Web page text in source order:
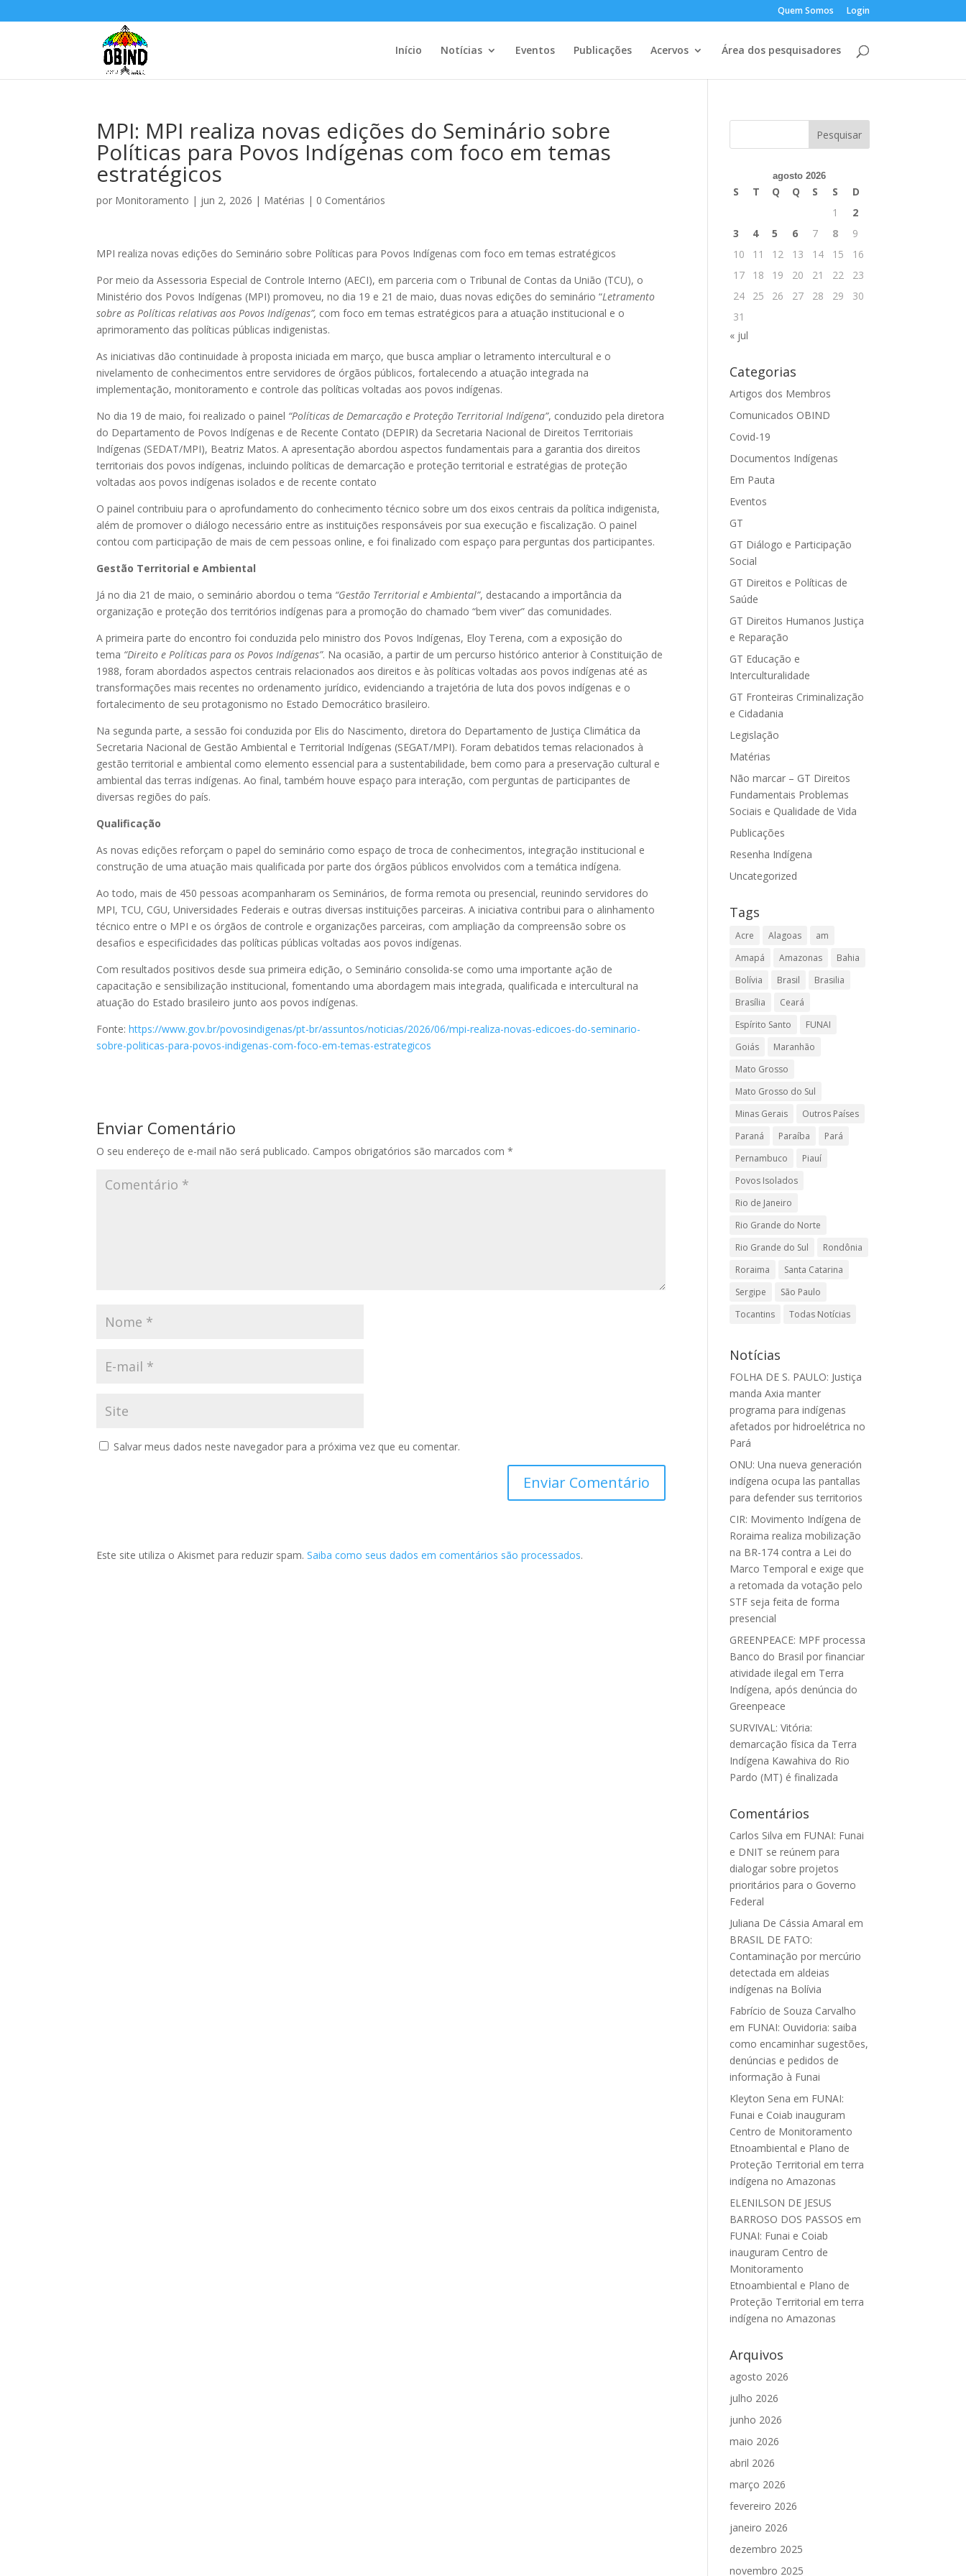
Quem Somos Login
Início Notícias Eventos Publicações Acervos Área dos pesquisadores
MPI: MPI realiza novas edições do Seminário sobre
Políticas para Povos Indígenas com foco em temas
estratégicos
por Monitoramento | jun 2, 2026 | Matérias | 0 Comentários
MPI realiza novas edições do Seminário sobre Políticas para Povos Indígenas com foco em temas estratégicos
Por meio da Assessoria Especial de Controle Interno (AECI), em parceria com o Tribunal de Contas da União (TCU), o
Ministério dos Povos Indígenas (MPI) promoveu, no dia 19 e 21 de maio, duas novas edições do seminário “Letramento
sobre as Políticas relativas aos Povos Indígenas”, com foco em temas estratégicos para a atuação institucional e o
aprimoramento das políticas públicas indigenistas.
As iniciativas dão continuidade à proposta iniciada em março, que busca ampliar o letramento intercultural e o
nivelamento de conhecimentos entre servidores de órgãos públicos, fortalecendo a atuação integrada na
implementação, monitoramento e controle das políticas voltadas aos povos indígenas.
No dia 19 de maio, foi realizado o painel “Políticas de Demarcação e Proteção Territorial Indígena”, conduzido pela diretora
do Departamento de Povos Indígenas e de Recente Contato (DEPIR) da Secretaria Nacional de Direitos Territoriais
Indígenas (SEDAT/MPI), Beatriz Matos. A apresentação abordou aspectos fundamentais para a garantia dos direitos
territoriais dos povos indígenas, incluindo políticas de demarcação e proteção territorial e estratégias de proteção
voltadas aos povos indígenas isolados e de recente contato
O painel contribuiu para o aprofundamento do conhecimento técnico sobre um dos eixos centrais da política indigenista,
além de promover o diálogo necessário entre as instituições responsáveis por sua execução e fiscalização. O painel
contou com participação de mais de cem pessoas online, e foi finalizado com espaço para perguntas dos participantes.
Gestão Territorial e Ambiental
Já no dia 21 de maio, o seminário abordou o tema “Gestão Territorial e Ambiental”, destacando a importância da
organização e proteção dos territórios indígenas para a promoção do chamado “bem viver” das comunidades.
A primeira parte do encontro foi conduzida pelo ministro dos Povos Indígenas, Eloy Terena, com a exposição do
tema “Direito e Políticas para os Povos Indígenas”. Na ocasião, a partir de um percurso histórico anterior à Constituição de
1988, foram abordados aspectos centrais relacionados aos direitos e às políticas voltadas aos povos indígenas até as
transformações mais recentes no ordenamento jurídico, evidenciando a trajetória de luta dos povos indígenas e o
fortalecimento de seu protagonismo no Estado Democrático brasileiro.
Na segunda parte, a sessão foi conduzida por Elis do Nascimento, diretora do Departamento de Justiça Climática da
Secretaria Nacional de Gestão Ambiental e Territorial Indígenas (SEGAT/MPI). Foram debatidos temas relacionados à
gestão territorial e ambiental como elemento essencial para a sustentabilidade, bem como para a preservação cultural e
ambiental das terras indígenas. Ao final, também houve espaço para interação, com perguntas de participantes de
diversas regiões do país.
Qualificação
As novas edições reforçam o papel do seminário como espaço de troca de conhecimentos, integração institucional e
construção de uma atuação mais qualificada por parte dos órgãos públicos envolvidos com a temática indígena.
Ao todo, mais de 450 pessoas acompanharam os Seminários, de forma remota ou presencial, reunindo servidores do
MPI, TCU, CGU, Universidades Federais e outras diversas instituições parceiras. A iniciativa contribui para o alinhamento
técnico entre o MPI e os órgãos de controle e organizações parceiras, com ampliação da compreensão sobre os
desafios e especificidades das políticas públicas voltadas aos povos indígenas.
Com resultados positivos desde sua primeira edição, o Seminário consolida-se como uma importante ação de
capacitação e sensibilização institucional, fomentando uma abordagem mais integrada, qualificada e intercultural na
atuação do Estado brasileiro junto aos povos indígenas.
Fonte:https://www.gov.br/povosindigenas/pt-br/assuntos/noticias/2026/06/mpi-realiza-novas-edicoes-do-seminario-
sobre-politicas-para-povos-indigenas-com-foco-em-temas-estrategicos
Enviar Comentário
O seu endereço de e-mail não será publicado. Campos obrigatórios são marcados com*
Salvar meus dados neste navegador para a próxima vez que eu comentar.
Este site utiliza o Akismet para reduzir spam.Saiba como seus dados em comentários são processados.
agosto 2026
S T Q Q S S
D
1
2
3
4 5 6 7 8
9
10
11 12 13 14 15
16
17
18 19 20 21 22
23
24
25 26 27 28 29
30
31
« jul
Categorias
Artigos dos Membros
Comunicados OBIND
Covid-19
Documentos Indígenas
Em Pauta
Eventos
GT
GT Diálogo e Participação
Social
GT Direitos e Políticas de
Saúde
GT Direitos Humanos Justiça
e Reparação
GT Educação e
Interculturalidade
GT Fronteiras Criminalização
e Cidadania
Legislação
Matérias
Não marcar – GT Direitos
Fundamentais Problemas
Sociais e Qualidade de Vida
Publicações
Resenha Indígena
Uncategorized
Tags
Acre Alagoas
am
Amapá
Amazonas
Bahia
Bolívia
Brasil
Brasilia
Brasília
Ceará
Espírito Santo
FUNAI
Goiás
Maranhão
Mato Grosso
Mato Grosso do Sul
Minas Gerais
Outros Países
Paraná
Paraíba
Pará
Pernambuco
Piauí
Povos Isolados
Rio de Janeiro
Rio Grande do Norte
Rio Grande do Sul
Rondônia
Roraima
Santa Catarina
Sergipe
São Paulo
Tocantins
Todas Notícias
Notícias
FOLHA DE S. PAULO: Justiça
manda Axia manter
programa para indígenas
afetados por hidroelétrica no
Pará
ONU: Una nueva generación
indígena ocupa las pantallas
para defender sus territorios
CIR: Movimento Indígena de
Roraima realiza mobilização
na BR-174 contra a Lei do
Marco Temporal e exige que
a retomada da votação pelo
STF seja feita de forma
presencial
GREENPEACE: MPF processa
Banco do Brasil por financiar
atividade ilegal em Terra
Indígena, após denúncia do
Greenpeace
SURVIVAL: Vitória:
demarcação física da Terra
Indígena Kawahiva do Rio
Pardo (MT) é finalizada
Comentários
Carlos Silva em FUNAI: Funai
e DNIT se reúnem para
dialogar sobre projetos
prioritários para o Governo
Federal
Juliana De Cássia Amaral em
BRASIL DE FATO:
Contaminação por mercúrio
detectada em aldeias
indígenas na Bolívia
Fabrício de Souza Carvalho
em FUNAI: Ouvidoria: saiba
como encaminhar sugestões,
denúncias e pedidos de
informação à Funai
Kleyton Sena em FUNAI:
Funai e Coiab inauguram
Centro de Monitoramento
Etnoambiental e Plano de
Proteção Territorial em terra
indígena no Amazonas
ELENILSON DE JESUS
BARROSO DOS PASSOS em
FUNAI: Funai e Coiab
inauguram Centro de
Monitoramento
Etnoambiental e Plano de
Proteção Territorial em terra
indígena no Amazonas
Arquivos
agosto 2026
julho 2026
junho 2026
maio 2026
abril 2026
março 2026
fevereiro 2026
janeiro 2026
dezembro 2025
novembro 2025